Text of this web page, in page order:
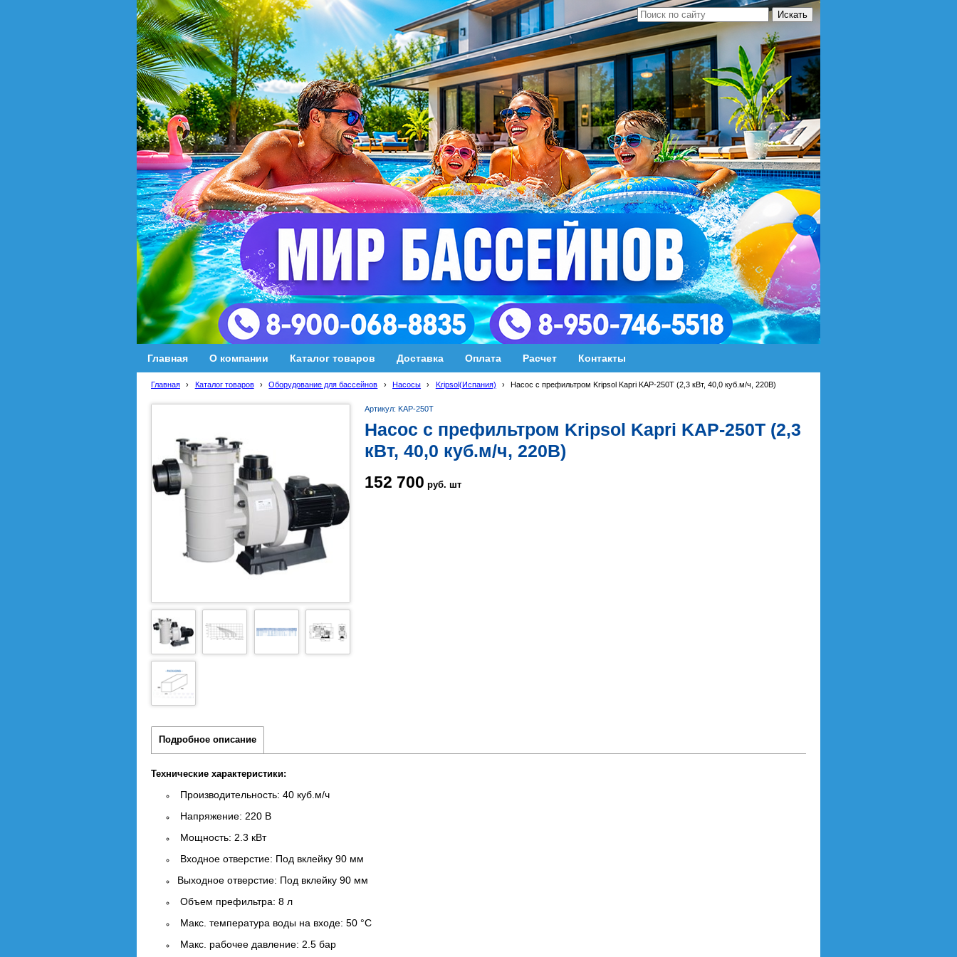
Главная О компании Каталог товаров Доставка Оплата Расчет Контакты
Главная › Каталог товаров › Оборудование для бассейнов › Насосы › Kripsol(Испания) › Насос с префильтром Kripsol Kapri KAP-250T (2,3 кВт, 40,0 куб.м/ч, 220В)
Артикул: KAP-250T
Насос с префильтром Kripsol Kapri KAP-250T (2,3
кВт, 40,0 куб.м/ч, 220В)
152 700 руб. шт
Подробное описание
Технические характеристики:
Производительность: 40 куб.м/ч
Напряжение: 220 В
Мощность: 2.3 кВт
Входное отверстие: Под вклейку 90 мм
Выходное отверстие: Под вклейку 90 мм
Объем префильтра: 8 л
Макс. температура воды на входе: 50 °C
Макс. рабочее давление: 2.5 бар